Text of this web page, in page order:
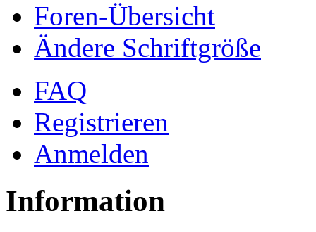
Foren-Übersicht
Ändere Schriftgröße
FAQ
Registrieren
Anmelden
Information